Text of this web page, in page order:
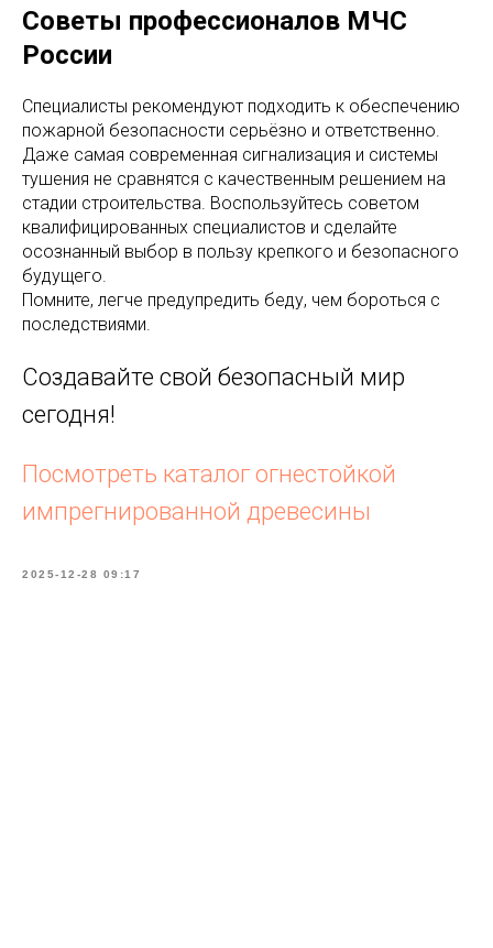
Советы профессионалов МЧС
России
Специалисты рекомендуют подходить к обеспечению
пожарной безопасности серьёзно и ответственно.
Даже самая современная сигнализация и системы
тушения не сравнятся с качественным решением на
стадии строительства. Воспользуйтесь советом
квалифицированных специалистов и сделайте
осознанный выбор в пользу крепкого и безопасного
будущего.
Помните, легче предупредить беду, чем бороться с
последствиями.
Создавайте свой безопасный мир
сегодня!
Посмотреть каталог огнестойкой
импрегнированной древесины
2025-12-28 09:17